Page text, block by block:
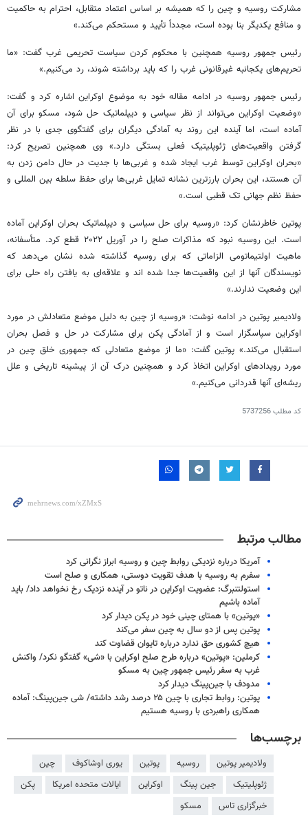
مشارکت روسیه و چین را که همیشه بر اساس اعتماد متقابل، احترام به حاکمیت
و منافع یکدیگر بنا بوده است، مجدداً تأیید و مستحکم می‌کند.»
رئیس جمهور روسیه همچنین با محکوم کردن سیاست تحریمی غرب گفت: «ما
تحریم‌های یکجانبه غیرقانونی غرب را که باید برداشته شوند، رد می‌کنیم.»
رئیس جمهور روسیه در ادامه مقاله خود به موضوع اوکراین اشاره کرد و گفت:
«وضعیت اوکراین می‌تواند از نظر سیاسی و دیپلماتیک حل شود، مسکو برای آن
آماده است، اما آینده این روند به آمادگی دیگران برای گفتگوی جدی با در نظر
گرفتن واقعیت‌های ژئوپلیتیک فعلی بستگی دارد.» وی همچنین تصریح کرد:
«بحران اوکراین توسط غرب ایجاد شده و غربی‌ها با جدیت در حال دامن زدن به
آن هستند، این بحران بارزترین نشانه تمایل غربی‌ها برای حفظ سلطه بین المللی و
حفظ نظم جهانی تک قطبی است.»
پوتین خاطرنشان کرد: «روسیه برای حل سیاسی و دیپلماتیک بحران اوکراین آماده
است. این روسیه نبود که مذاکرات صلح را در آوریل ۲۰۲۲ قطع کرد. متأسفانه،
ماهیت اولتیماتومی الزاماتی که برای روسیه گذاشته شده نشان می‌دهد که
نویسندگان آنها از این واقعیت‌ها جدا شده اند و علاقه‌ای به یافتن راه حلی برای
این وضعیت ندارند.»
ولادیمیر پوتین در ادامه نوشت: «روسیه از چین به دلیل موضع متعادلش در مورد
اوکراین سپاسگزار است و از آمادگی پکن برای مشارکت در حل و فصل بحران
استقبال می‌کند.» پوتین گفت: «ما از موضع متعادلی که جمهوری خلق چین در
مورد رویدادهای اوکراین اتخاذ کرد و همچنین درک آن از پیشینه تاریخی و علل
ریشه‌ای آنها قدردانی می‌کنیم.»
کد مطلب5737256
مطالب مرتبط
آمریکا درباره نزدیکی روابط چین و روسیه ابراز نگرانی کرد
سفرم به روسیه با هدف تقویت دوستی، همکاری و صلح است
استولتنبرگ: عضویت اوکراین در ناتو در آینده نزدیک رخ نخواهد داد/ باید
آماده باشیم
«پوتین» با همتای چینی خود در پکن دیدار کرد
پوتین پس از دو سال به چین سفر می‌کند
هیچ کشوری حق ندارد درباره تایوان قضاوت کند
کرملین: «پوتین» درباره طرح صلح اوکراین با «شی» گفتگو نکرد/ واکنش
غرب به سفر رئیس جمهور چین به مسکو
مدودف با جین‌پینگ دیدار کرد
پوتین: روابط تجاری با چین ۲۵ درصد رشد داشته/ شی جین‌پینگ: آماده
همکاری راهبردی با روسیه هستیم
برچسب‌ها
ولادیمیر پوتین روسیه پوتین یوری اوشاکوف
چین
ژئوپلیتیک
جین پینگ اوکراین ایالات متحده امریکا
پکن
خبرگزاری تاس
مسکو